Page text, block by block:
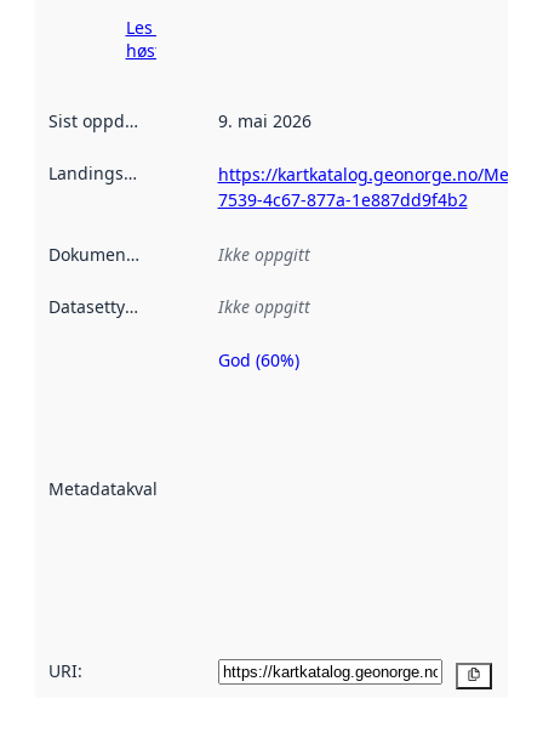
Les mer om
høsting her
Sist oppdatert 9. mai 2026
Landingsside
https://kartkatalog.geonorge.no/
7539-4c67-877a-1e887dd9f4b2
Dokumentasjon Ikke oppgitt
Datasettype Ikke oppgitt
Metadatakvalitet
Metadatakvalitet
God (60%)
URI: